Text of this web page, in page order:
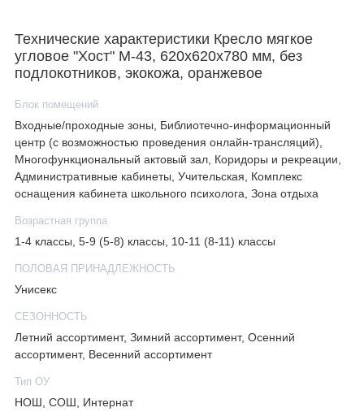
Технические характеристики Кресло мягкое
угловое "Хост" М-43, 620х620х780 мм, без
подлокотников, экокожа, оранжевое
Блок помещений
Входные/проходные зоны, Библиотечно-информационный
центр (с возможностью проведения онлайн-трансляций),
Многофункциональный актовый зал, Коридоры и рекреации,
Административные кабинеты, Учительская, Комплекс
оснащения кабинета школьного психолога, Зона отдыха
Возрастная группа
1-4 классы, 5-9 (5-8) классы, 10-11 (8-11) классы
ПОЛОВАЯ ПРИНАДЛЕЖНОСТЬ
Унисекс
СЕЗОННОСТЬ
Летний ассортимент, Зимний ассортимент, Осенний
ассортимент, Весенний ассортимент
Тип ОУ
НОШ, СОШ, Интернат